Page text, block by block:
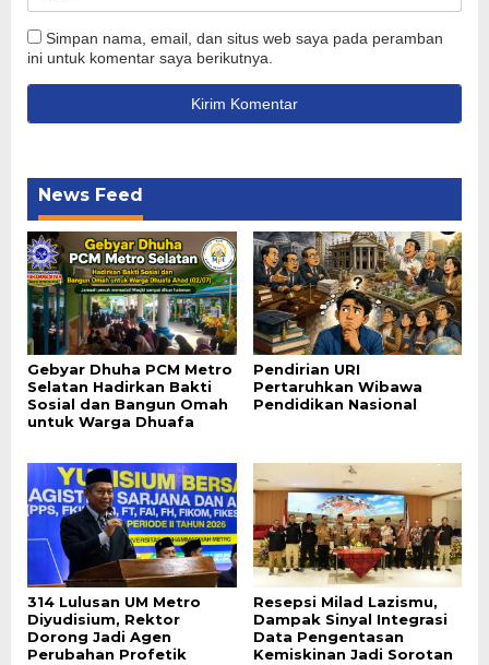
Simpan nama, email, dan situs web saya pada peramban
ini untuk komentar saya berikutnya.
News Feed
Gebyar Dhuha PCM Metro
Selatan Hadirkan Bakti
Sosial dan Bangun Omah
untuk Warga Dhuafa
Pendirian URI
Pertaruhkan Wibawa
Pendidikan Nasional
314 Lulusan UM Metro
Diyudisium, Rektor
Dorong Jadi Agen
Perubahan Profetik
Resepsi Milad Lazismu,
Dampak Sinyal Integrasi
Data Pengentasan
Kemiskinan Jadi Sorotan